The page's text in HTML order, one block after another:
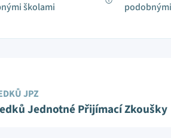
školami
JPZ
Jednotné Přijímací Zkoušky